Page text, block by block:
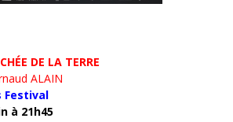
DE LA TERRE
ALAIN
Festival
à 21h45